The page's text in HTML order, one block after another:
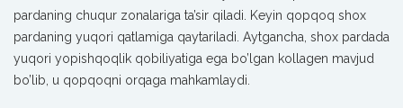
pardaning chuqur zonalariga ta’sir qiladi. Keyin qopqoq shox
pardaning yuqori qatlamiga qaytariladi. Aytgancha, shox pardada
yuqori yopishqoqlik qobiliyatiga ega bo’lgan kollagen mavjud
bo’lib, u qopqoqni orqaga mahkamlaydi.